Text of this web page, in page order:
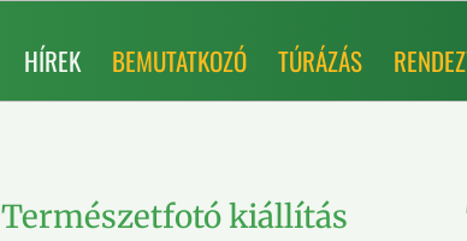
HÍREK BEMUTATKOZÓ TÚRÁZÁS
Természetfotó kiállítás